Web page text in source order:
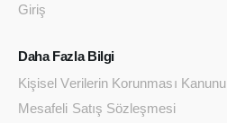
Giriş
Daha Fazla Bilgi
Kişisel Verilerin Korunması Kanunu
Mesafeli Satış Sözleşmesi